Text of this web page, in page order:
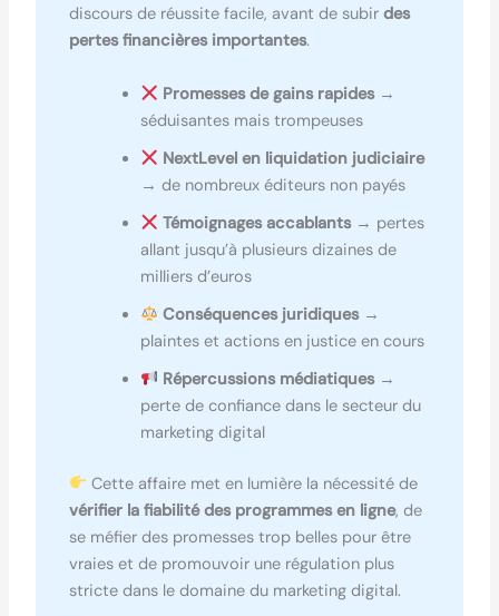
discours de réussite facile, avant de subir des
pertes financières importantes.
Promesses de gains rapides→
séduisantes mais trompeuses
NextLevel en liquidation judiciaire
→ de nombreux éditeurs non payés
Témoignages accablants→ pertes
allant jusqu’à plusieurs dizaines de
milliers d’euros
Conséquences juridiques→
plaintes et actions en justice en cours
Répercussions médiatiques→
perte de confiance dans le secteur du
marketing digital
Cette affaire met en lumière la nécessité de
vérifier la fiabilité des programmes en ligne, de
se méfier des promesses trop belles pour être
vraies et de promouvoir une régulation plus
stricte dans le domaine du marketing digital.